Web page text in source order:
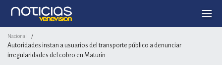
Nacional /
Autoridades instan a usuarios del transporte público a denunciar
irregularidades del cobro en Maturín